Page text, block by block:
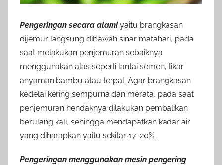
Pengeringan secara alamiyaitu brangkasan
dijemur langsung dibawah sinar matahari, pada
saat melakukan penjemuran sebaiknya
menggunakan alas seperti lantai semen, tikar
anyaman bambu atau terpal. Agar brangkasan
kedelai kering sempurna dan merata, pada saat
penjemuran hendaknya dilakukan pembalikan
berulang kali, sehingga mendapatkan kadar air
yang diharapkan yaitu sekitar 17-20%.
Pengeringan menggunakan mesin pengering